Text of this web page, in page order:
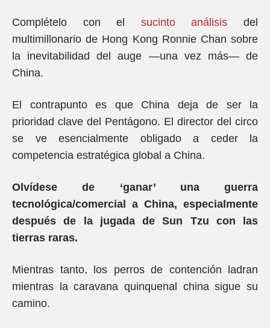
Complételo con el sucinto análisis del
multimillonario de Hong Kong Ronnie Chan sobre
la inevitabilidad del auge —una vez más— de
China.
El contrapunto es que China deja de ser la
prioridad clave del Pentágono. El director del circo
se ve esencialmente obligado a ceder la
competencia estratégica global a China.
Olvídese de ‘ganar’ una guerra
tecnológica/comercial a China, especialmente
después de la jugada de Sun Tzu con las
tierras raras.
Mientras tanto, los perros de contención ladran
mientras la caravana quinquenal china sigue su
camino.